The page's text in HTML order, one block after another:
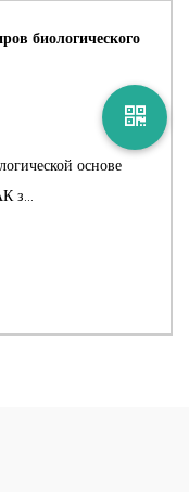
биологического
основе
з...